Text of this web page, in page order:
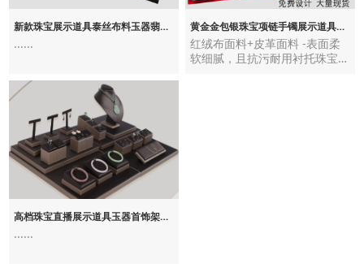
新款珠宝展示道具泰丝布料玉器翡翠耳环吊坠戒指项链饰品首饰套装
......
黄金金包银珠宝项链手镯展示道具挂件手串托盘店铺陈列首饰展示架
红绒布面料+皮革面料 -表面柔
软细腻，且抗污耐用衬托珠宝的
高档珠宝直播展示道具玉器首饰架项链耳环翡翠饰品陈列托盘展示架
......